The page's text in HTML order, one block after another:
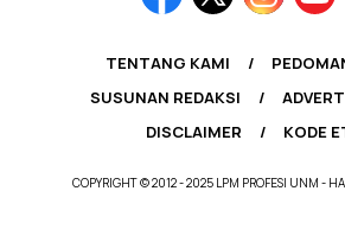
TENTANG KAMI
SUSUNAN REDAKSI
DISCLAIMER
KODE
COPYRIGHT © 2012 - 2025 LPM PROFESI UNM -